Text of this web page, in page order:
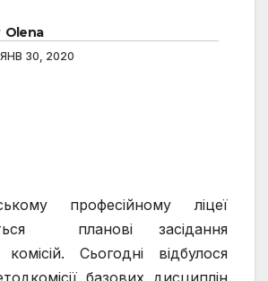
Olena
ЯНВ 30, 2020
професійному ліцеї
планові засідання
Сьогодні відбулося